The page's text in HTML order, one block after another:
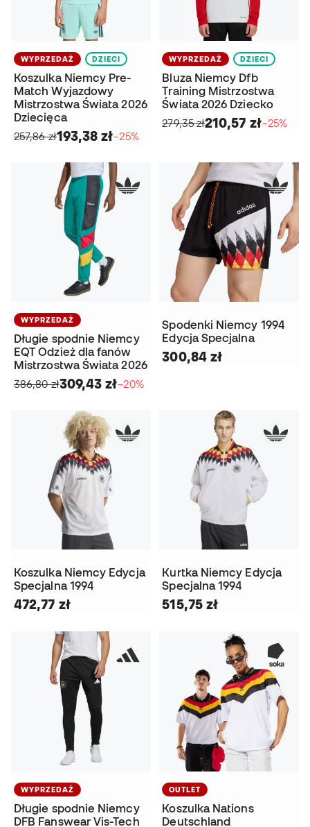
WYPRZEDAŻ DZIECI
Koszulka Niemcy Pre-
Match Wyjazdowy
Mistrzostwa Świata 2026
Dziecięca
257,86 zł193,38 zł−25%
WYPRZEDAŻ DZIECI
Bluza Niemcy Dfb
Training Mistrzostwa
Świata 2026 Dziecko
279,35 zł210,57 zł−25%
WYPRZEDAŻ
Długie spodnie Niemcy
EQT Odzież dla fanów
Mistrzostwa Świata 2026
386,80 zł309,43 zł−20%
Spodenki Niemcy 1994
Edycja Specjalna
300,84 zł
Koszulka Niemcy Edycja
Specjalna 1994
472,77 zł
Kurtka Niemcy Edycja
Specjalna 1994
515,75 zł
WYPRZEDAŻ
Długie spodnie Niemcy
DFB Fanswear Vis-Tech
OUTLET
Koszulka Nations
Deutschland